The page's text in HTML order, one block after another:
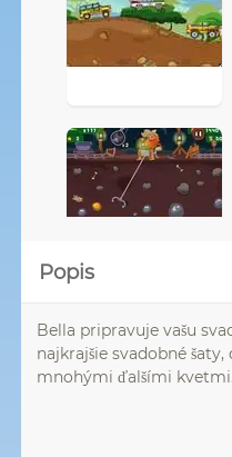
Popis
Bella pripravuje vašu
najkrajšie svadobné
mnohými ďalšími